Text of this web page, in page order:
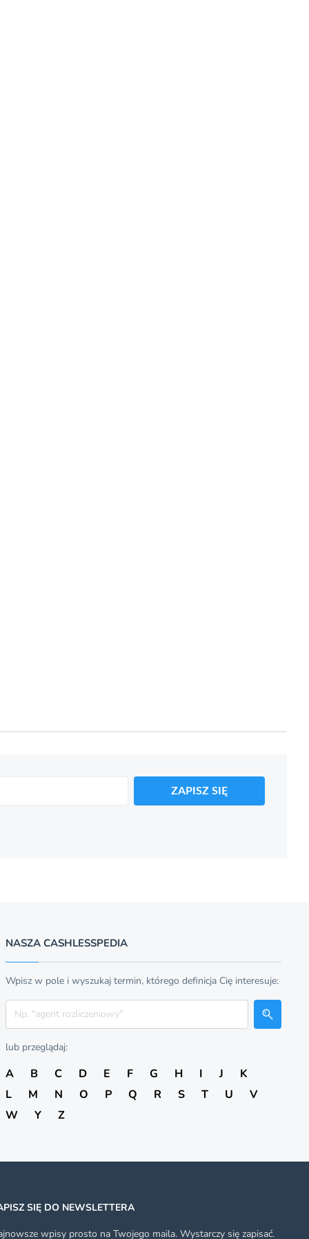
ZAPISZ SIĘ
NASZA CASHLESSPEDIA
Wpisz w pole i wyszukaj termin, którego definicja Cię interesuje:
Szukaj
lub przeglądaj:
A B C D E F G H I J
K
L
M N O P Q R S T U
V
W
Y Z
SIĘ DO NEWSLETTERA
wpisy prosto na Twojego maila. Wystarczy się zapisać.